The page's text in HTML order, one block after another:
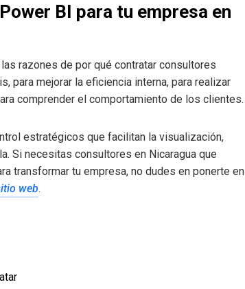
BI para tu empresa en
razones de por qué contratar consultores
para mejorar la eficiencia interna, para realizar
comprender el comportamiento de los clientes.
estratégicos que facilitan la visualización,
Si necesitas consultores en Nicaragua que
transformar tu empresa, no dudes en ponerte en
web.